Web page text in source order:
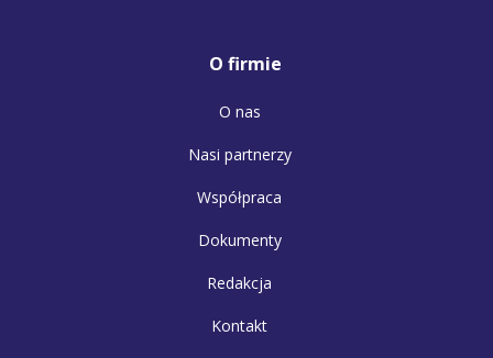
O firmie
O nas
Nasi partnerzy
Współpraca
Dokumenty
Redakcja
Kontakt